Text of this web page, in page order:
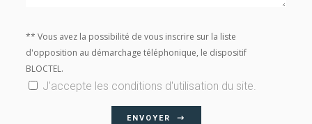
** Vous avez la possibilité de vous inscrire sur la liste
d'opposition au démarchage téléphonique, le dispositif
BLOCTEL.
J'accepte les conditions d'utilisation du site.
ENVOYER